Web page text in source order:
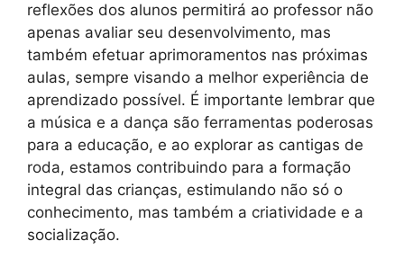
reflexões dos alunos permitirá ao professor não
apenas avaliar seu desenvolvimento, mas
também efetuar aprimoramentos nas próximas
aulas, sempre visando a melhor experiência de
aprendizado possível. É importante lembrar que
a música e a dança são ferramentas poderosas
para a educação, e ao explorar as cantigas de
roda, estamos contribuindo para a formação
integral das crianças, estimulando não só o
conhecimento, mas também a criatividade e a
socialização.